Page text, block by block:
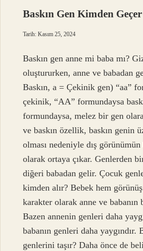
Baskın Gen Kimden Geçer
Tarih: Kasım 25, 2024
Baskın gen anne mi baba mı?
oluştururken, anne ve babadan
Baskın, a = Çekinik gen) “aa”
çekinik, “AA” formundaysa
formundaysa, melez bir gen
ve baskın özellik, baskın genin
olması nedeniyle dış görünümün
olarak ortaya çıkar. Genlerden
diğeri babadan gelir. Çocuk
kimden alır? Bebek hem
karakter olarak anne ve
Bazen annenin genleri daha
babanın genleri daha yaygındır.
genlerini taşır? Daha önce de